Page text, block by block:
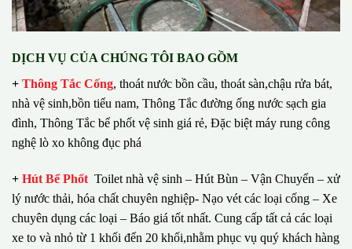
DỊCH VỤ CỦA CHÚNG TÔI BAO GỒM
+ Thông Tắc Cống, thoát nước bồn cầu, thoát sàn,chậu rửa bát,
nhà vệ sinh,bồn tiểu nam, Thông Tắc đường ống nước sạch gia
đình, Thông Tắc bể phốt vệ sinh giá rẻ, Đặc biệt máy rung công
nghệ lò xo không đục phá
+ Hút Bể Phốt Toilet nhà vệ sinh – Hút Bùn – Vận Chuyển – xử
lý nước thải, hóa chất chuyên nghiệp- Nạo vét các loại cống – Xe
chuyên dụng các loại – Báo giá tốt nhất. Cung cấp tất cả các loại
xe to và nhỏ từ 1 khối đến 20 khối,nhằm phục vụ quý khách hàng